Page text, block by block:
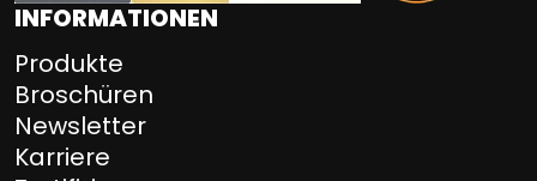
INFORMATIONEN
Produkte
Broschüren
Newsletter
Karriere